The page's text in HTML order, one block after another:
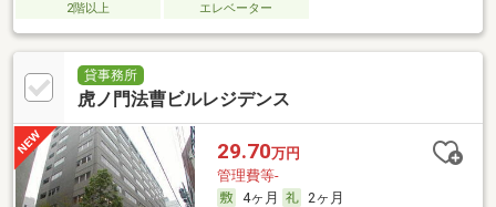
2階以上
エレベーター
貸事務所
虎ノ門法曹ビルレジデンス
29.70万円
管理費等-
4ヶ月
2ヶ月